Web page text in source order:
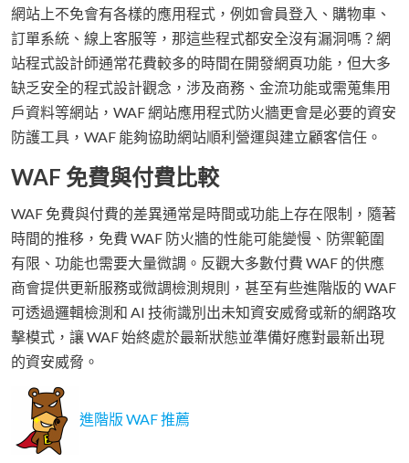
網站上不免會有各樣的應用程式，例如會員登入、購物車、
訂單系統、線上客服等，那這些程式都安全沒有漏洞嗎？網
站程式設計師通常花費較多的時間在開發網頁功能，但大多
缺乏安全的程式設計觀念，涉及商務、金流功能或需蒐集用
戶資料等網站，WAF 網站應用程式防火牆更會是必要的資安
防護工具，WAF 能夠協助網站順利營運與建立顧客信任。
WAF 免費與付費比較
WAF 免費與付費的差異通常是時間或功能上存在限制，隨著
時間的推移，免費 WAF 防火牆的性能可能變慢、防禦範圍
有限、功能也需要大量微調。反觀大多數付費 WAF 的供應
商會提供更新服務或微調檢測規則，甚至有些進階版的 WAF
可透過邏輯檢測和 AI 技術識別出未知資安威脅或新的網路攻
擊模式，讓 WAF 始終處於最新狀態並準備好應對最新出現
的資安威脅。
進階版 WAF 推薦